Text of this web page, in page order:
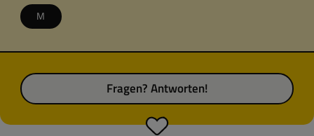
M
Fragen? Antworten!